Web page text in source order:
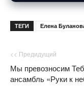
ТЕГИ Елена
<< Предидущий
Мы превозносим
ансамбль «Руки к